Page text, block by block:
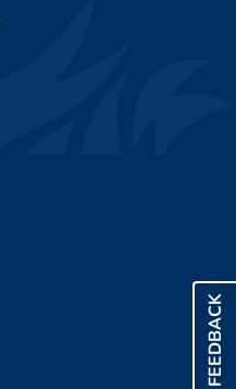
FEEDBACK